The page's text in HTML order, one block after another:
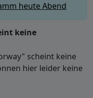
heute Abend
keine
scheint keine
hier leider keine